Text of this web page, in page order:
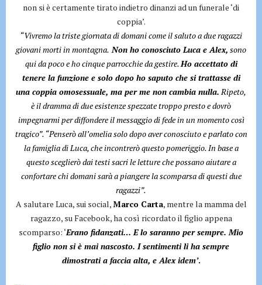
non si è certamente tirato indietro dinanzi ad un funerale ‘di
coppia’.
“Vivremo la triste giornata di domani come il saluto a due ragazzi
giovani morti in montagna. Non ho conosciuto Luca e Alex, sono
qui da poco e ho cinque parrocchie da gestire.Ho accettato di
tenere la funzione e solo dopo ho saputo che si trattasse di
una coppia omosessuale, ma per me non cambia nulla.Ripeto,
è il dramma di due esistenze spezzate troppo presto e dovrò
impegnarmi per diffondere il messaggio di fede in un momento così
tragico”. “Penserò all’omelia solo dopo aver conosciuto e parlato con
la famiglia di Luca, che incontrerò questo pomeriggio. In base a
questo sceglierò dai testi sacri le letture che possano aiutare a
confortare chi domani sarà a piangere la scomparsa di questi due
ragazzi”.
A salutare Luca, sui social,Marco Carta, mentre la mamma del
ragazzo, su Facebook, ha così ricordato il figlio appena
scomparso: ‘Erano fidanzati… E lo saranno per sempre. Mio
figlio non si è mai nascosto. I sentimenti li ha sempre
dimostrati a faccia alta, e Alex idem’.